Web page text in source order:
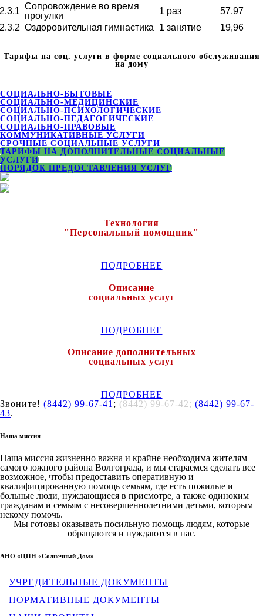
Сопровождение во время
прогулки
1 раз
57,97
Оздоровительная гимнастика 1 занятие 19,96
Тарифы на соц. услуги в форме социального обслуживания
на дому
СОЦИАЛЬНО-БЫТОВЫЕ
СОЦИАЛЬНО-МЕДИЦИНСКИЕ
СОЦИАЛЬНО-ПСИХОЛОГИЧЕСКИЕ
СОЦИАЛЬНО-ПЕДАГОГИЧЕСКИЕ
СОЦИАЛЬНО-ПРАВОВЫЕ
КОММУНИКАТИВНЫЕ УСЛУГИ
СРОЧНЫЕ СОЦИАЛЬНЫЕ УСЛУГИ
ТАРИФЫ НА ДОПОЛНИТЕЛЬНЫЕ СОЦИАЛЬНЫЕ
УСЛУГИ
ПОРЯДОК ПРЕДОСТАВЛЕНИЯ УСЛУГ
Технология
"Персональный помощник"
ПОДРОБНЕЕ
Описание
социальных услуг
ПОДРОБНЕЕ
Описание дополнительных
социальных услуг
ПОДРОБНЕЕ
Звоните! (8442) 99-67-41 ; (8442) 99-67-42; (8442) 99-67-
43.
Наша миссия
Наша миссия жизненно важна и крайне необходима жителям
самого южного района Волгограда, и мы стараемся сделать все
возможное, чтобы предоставить оперативную и
квалифицированную помощь семьям, где есть пожилые и
больные люди, нуждающиеся в присмотре, а также одиноким
гражданам и семьям с несовершеннолетними детьми, которым
некому помочь.
Мы готовы оказывать посильную помощь людям, которые
обращаются и нуждаются в нас.
АНО «ЦПН «Солнечный Дом»
УЧРЕДИТЕЛЬНЫЕ ДОКУМЕНТЫ
НОРМАТИВНЫЕ ДОКУМЕНТЫ